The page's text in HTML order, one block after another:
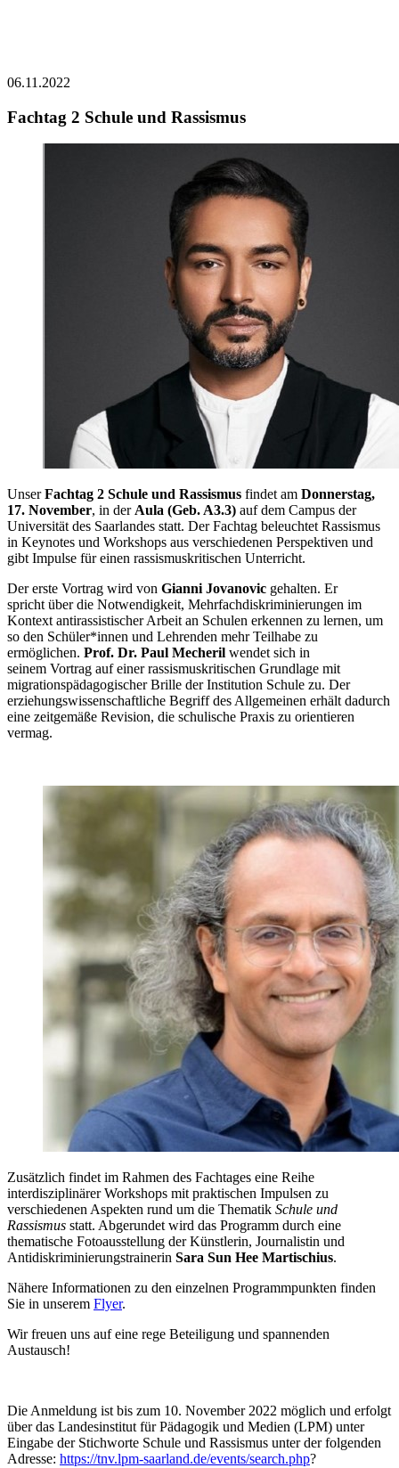
06.11.2022
Fachtag 2 Schule und Rassismus
UnserFachtag 2 Schule und Rassismus findet am Donnerstag,
17. November, in der Aula (Geb. A3.3) auf dem Campus der
Universität des Saarlandes statt. Der Fachtag beleuchtet Rassismus
in Keynotes und Workshops aus verschiedenen Perspektiven und
gibt Impulse für einen rassismuskritischen Unterricht.
Der erste Vortrag wird von Gianni Jovanovic gehalten. Er
spricht über die Notwendigkeit, Mehrfachdiskriminierungen im
Kontext antirassistischer Arbeit an Schulen erkennen zu lernen, um
so den Schüler*innen und Lehrenden mehr Teilhabe zu
ermöglichen. Prof. Dr. Paul Mecheril wendet sich in
seinem Vortrag auf einer rassismuskritischen Grundlage mit
migrationspädagogischer Brille der Institution Schule zu. Der
erziehungswissenschaftliche Begriff des Allgemeinen erhält dadurch
eine zeitgemäße Revision, die schulische Praxis zu orientieren
vermag.
Zusätzlich findet im Rahmen des Fachtages eine Reihe
interdisziplinärer Workshops mit praktischen Impulsen zu
verschiedenen Aspekten rund um die Thematik Schule und
Rassismus statt. Abgerundet wird das Programm durch eine
thematische Fotoausstellung der Künstlerin, Journalistin und
Antidiskriminierungstrainerin Sara Sun Hee Martischius.
Nähere Informationen zu den einzelnen Programmpunkten finden
Sie in unserem Flyer.
Wir freuen uns auf eine rege Beteiligung und spannenden
Austausch!
Die Anmeldung ist bis zum 10. November 2022 möglich und erfolgt
über das Landesinstitut für Pädagogik und Medien (LPM) unter
Eingabe der Stichworte Schule und Rassismus unter der folgenden
Adresse: https://tnv.lpm-saarland.de/events/search.php?